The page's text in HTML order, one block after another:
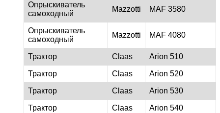
Опрыскиватель
самоходный
Mazzotti MAF 3580
Опрыскиватель
самоходный
Mazzotti MAF 4080
Трактор Claas Arion 510
Трактор Claas Arion 520
Трактор Claas Arion 530
Трактор Claas Arion 540